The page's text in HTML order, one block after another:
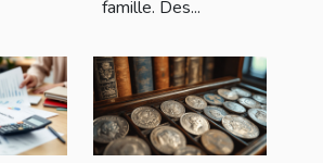
famille. Des...